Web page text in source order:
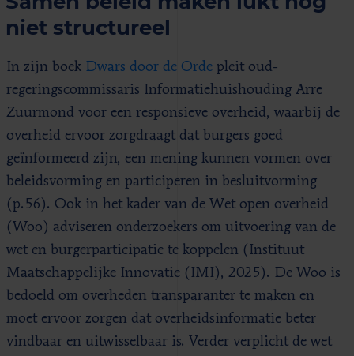
niet structureel
In zijn boek Dwars door de Orde pleit oud-
regeringscommissaris Informatiehuishouding Arre
Zuurmond voor een responsieve overheid, waarbij de
overheid ervoor zorgdraagt dat burgers goed
geïnformeerd zijn, een mening kunnen vormen over
beleidsvorming en participeren in besluitvorming
(p.56). Ook in het kader van de Wet open overheid
(Woo) adviseren onderzoekers om uitvoering van de
wet en burgerparticipatie te koppelen (Instituut
Maatschappelijke Innovatie (IMI), 2025). De Woo is
bedoeld om overheden transparanter te maken en
moet ervoor zorgen dat overheidsinformatie beter
vindbaar en uitwisselbaar is. Verder verplicht de wet